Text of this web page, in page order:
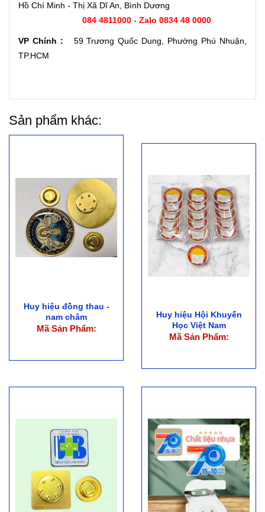
Hồ Chí Minh - Thị Xã Dĩ An, Bình Dương
084 4811000 - Zalo 0834 48 0000
VP Chính : 59 Trương Quốc Dung, Phường Phú Nhuận,
TP.HCM
Sản phẩm khác:
Huy hiệu đồng thau -
nam châm
Mã Sản Phẩm:
Huy hiệu Hội Khuyến
Học Việt Nam
Mã Sản Phẩm: